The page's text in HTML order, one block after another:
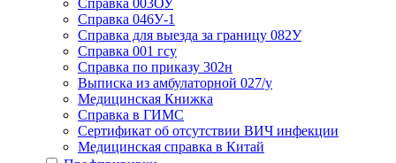
Справка 003ОУ
Справка 046У-1
Справка для выезда за границу 082У
Справка 001 гсу
Справка по приказу 302н
Выписка из амбулаторной 027/у
Медицинская Книжка
Справка в ГИМС
Сертификат об отсутствии ВИЧ инфекции
Медицинская справка в Китай